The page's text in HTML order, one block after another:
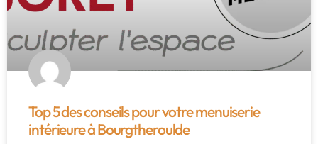
Top 5 des conseils pour votre menuiserie
intérieure à Bourgtheroulde